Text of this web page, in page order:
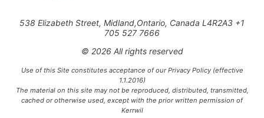
538 Elizabeth Street, Midland,Ontario, Canada L4R2A3 +1
705 527 7666
© 2026 All rights reserved
Use of this Site constitutes acceptance of our Privacy Policy (effective
1.1.2016)
The material on this site may not be reproduced, distributed, transmitted,
cached or otherwise used, except with the prior written permission of
Kerrwil